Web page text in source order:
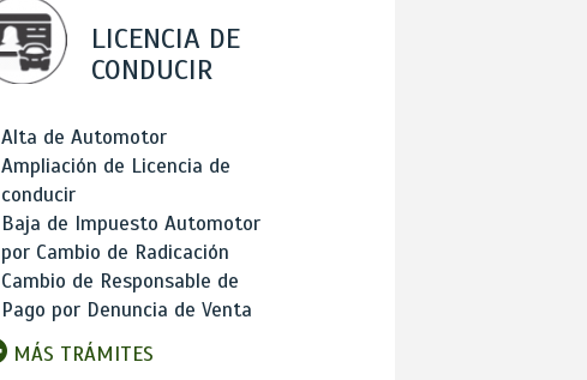
LICENCIA DE
CONDUCIR
Alta de Automotor
Ampliación de Licencia de
conducir
Baja de Impuesto Automotor
por Cambio de Radicación
Cambio de Responsable de
Pago por Denuncia de Venta
MÁS TRÁMITES